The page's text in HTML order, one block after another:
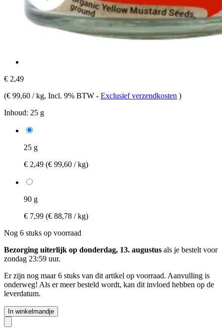
€ 2,49
(€ 99,60 / kg, Incl. 9% BTW - Exclusief verzendkosten )
Inhoud: 25 g
25 g
€ 2,49 (€ 99,60 / kg)
90 g
€ 7,99 (€ 88,78 / kg)
Nog 6 stuks op voorraad
Bezorging uiterlijk op donderdag, 13. augustus als je bestelt voor
zondag 23:59 uur.
Er zijn nog maar 6 stuks van dit artikel op voorraad. Aanvulling is
onderweg! Als er meer besteld wordt, kan dit invloed hebben op de
leverdatum.
In winkelmandje